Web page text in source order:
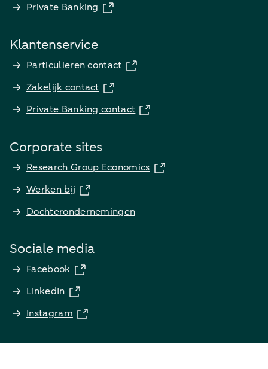
Private Banking
Klantenservice
Particulieren contact
Zakelijk contact
Private Banking contact
Corporate sites
Research Group Economics
Werken bij
Dochterondernemingen
Sociale media
Facebook
LinkedIn
Instagram